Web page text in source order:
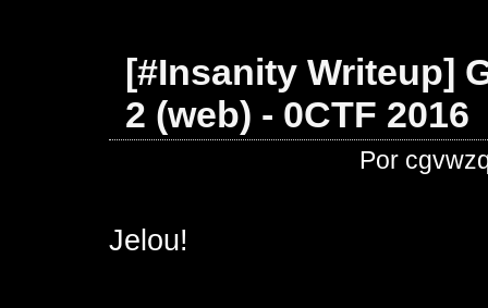
[#Insanity Writeup]
2 (web) - 0CTF 2016
Por
Jelou!